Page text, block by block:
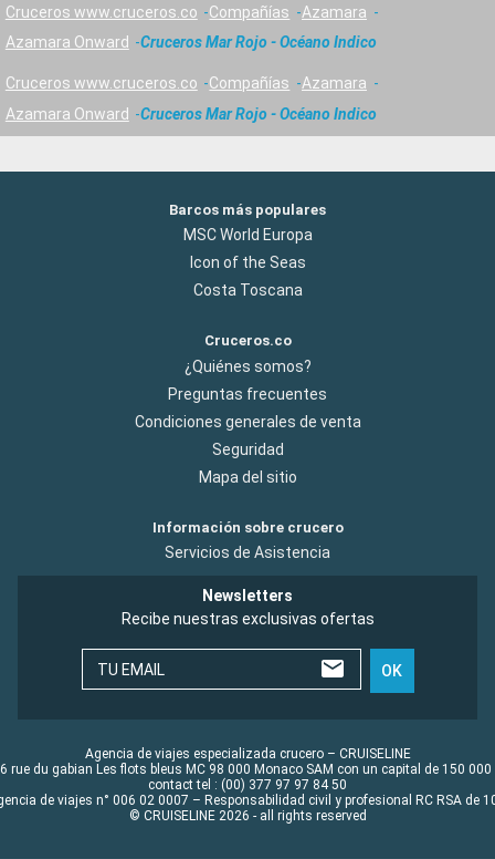
Cruceros www.cruceros.co Compañías
Azamara
Azamara Onward
Cruceros Mar Rojo - Océano Indico
Cruceros www.cruceros.co Compañías
Azamara
Azamara Onward
Cruceros Mar Rojo - Océano Indico
Barcos más populares
MSC World Europa
Icon of the Seas
Costa Toscana
Cruceros.co
¿Quiénes somos?
Preguntas frecuentes
Condiciones generales de venta
Seguridad
Mapa del sitio
Información sobre crucero
Servicios de Asistencia
Newsletters
Recibe nuestras exclusivas ofertas
TU EMAIL OK
Agencia de viajes especializada crucero – CRUISELINE
rue du gabian Les flots bleus MC 98 000 Monaco SAM con un capital de 150 000
contact tel : (00) 377 97 97 84 50
de viajes n° 006 02 0007 – Responsabilidad civil y profesional RC RSA de
© CRUISELINE 2026 - all rights reserved